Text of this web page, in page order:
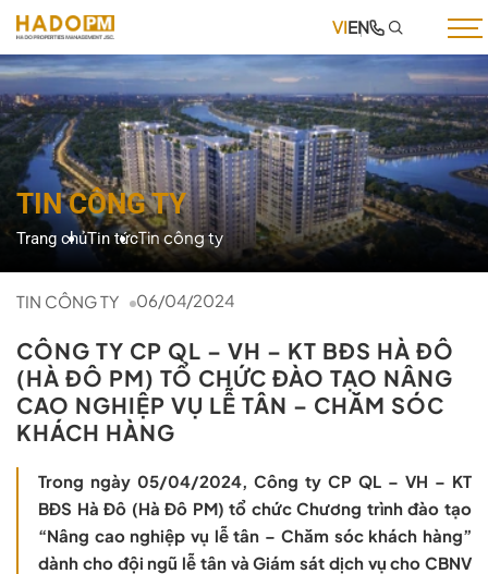
TRANG CHỦ
GIỚI THIỆU
DỊCH VỤ
DỰ ÁN
TUYỂN DỤNG
THƯ VIỆN
LIÊN HỆ
VIEN
TIN CÔNG TY
Trang chủTin tứcTin công ty
TIN CÔNG TY 06/04/2024
CÔNG TY CP QL – VH – KT BĐS HÀ ĐÔ
(HÀ ĐÔ PM) TỔ CHỨC ĐÀO TẠO NÂNG
CAO NGHIỆP VỤ LỄ TÂN – CHĂM SÓC
KHÁCH HÀNG
Trong ngày 05/04/2024, Công ty CP QL – VH – KT
BĐS Hà Đô (Hà Đô PM) tổ chức Chương trình đào tạo
“Nâng cao nghiệp vụ lễ tân – Chăm sóc khách hàng”
dành cho đội ngũ lễ tân và Giám sát dịch vụ cho CBNV